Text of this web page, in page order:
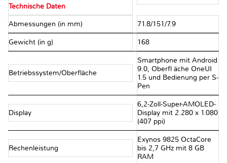
Technische Daten
Abmessungen (in mm) 71.8/151/7.9
Gewicht (in g) 168
Betriebssystem/Oberfläche
Smartphone mit Android
9.0, Oberfl äche OneUI
1.5 und Bedienung per S-
Pen
Display
6,2-Zoll-Super-AMOLED-
Display mit 2.280 x 1.080
(407 ppi)
Rechenleistung
Exynos 9825 OctaCore
bis 2,7 GHz mit 8 GB
RAM